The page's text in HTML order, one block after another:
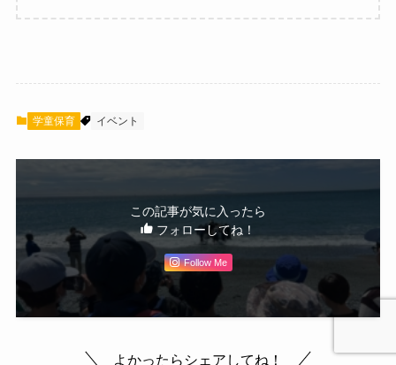
学童保育 イベント
この記事が気に入ったら
フォローしてね！
Follow Me
よかったらシェアしてね！